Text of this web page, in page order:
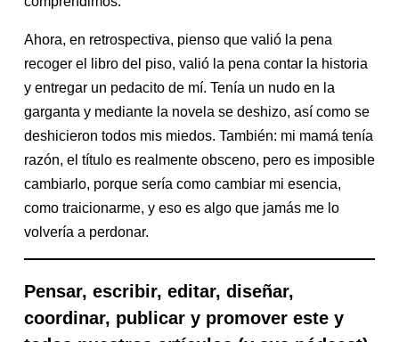
Ahora, en retrospectiva, pienso que valió la pena
recoger el libro del piso, valió la pena contar la historia
y entregar un pedacito de mí. Tenía un nudo en la
garganta y mediante la novela se deshizo, así como se
deshicieron todos mis miedos. También: mi mamá tenía
razón, el título es realmente obsceno, pero es imposible
cambiarlo, porque sería como cambiar mi esencia,
como traicionarme, y eso es algo que jamás me lo
volvería a perdonar.
Pensar, escribir, editar, diseñar,
coordinar, publicar y promover este y